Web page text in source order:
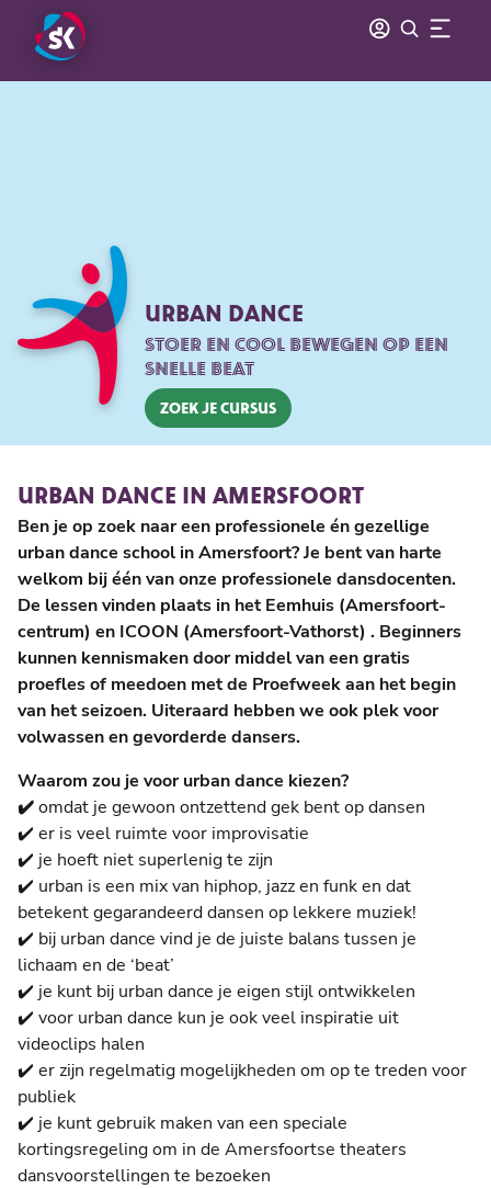
URBAN DANCE
STOER EN COOL BEWEGEN OP EEN
SNELLE BEAT
Zoek je cursus
URBAN DANCE IN AMERSFOORT
Ben je op zoek naar een professionele én gezellige
urban dance school in Amersfoort? Je bent van harte
welkom bij één van onze professionele dansdocenten.
De lessen vinden plaats in het Eemhuis (Amersfoort-
centrum) en ICOON (Amersfoort-Vathorst) . Beginners
kunnen kennismaken door middel van een gratis
proefles of meedoen met de Proefweek aan het begin
van het seizoen. Uiteraard hebben we ook plek voor
volwassen en gevorderde dansers.
Waarom zou je voor urban dance kiezen?
✔️omdat je gewoon ontzettend gek bent op dansen
✔️ er is veel ruimte voor improvisatie
✔️ je hoeft niet superlenig te zijn
✔️ urban is een mix van hiphop, jazz en funk en dat
betekent gegarandeerd dansen op lekkere muziek!
✔️ bij urban dance vind je de juiste balans tussen je
lichaam en de ‘beat’
✔️ je kunt bij urban dance je eigen stijl ontwikkelen
✔️ voor urban dance kun je ook veel inspiratie uit
videoclips halen
✔️ er zijn regelmatig mogelijkheden om op te treden voor
publiek
✔️ je kunt gebruik maken van een speciale
kortingsregeling om in de Amersfoortse theaters
dansvoorstellingen te bezoeken